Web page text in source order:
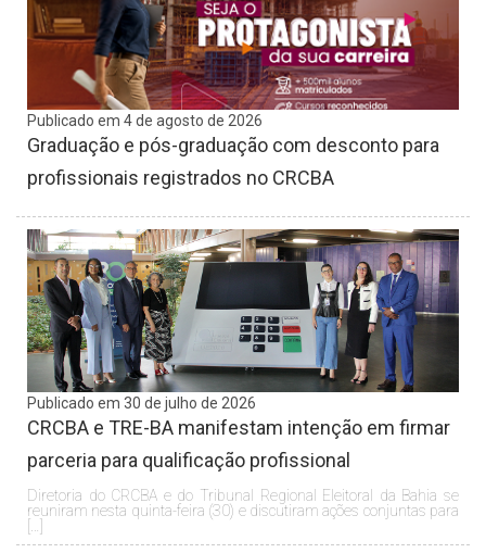
Publicado em 4 de agosto de 2026
Graduação e pós-graduação com desconto para
profissionais registrados no CRCBA
Publicado em 30 de julho de 2026
CRCBA e TRE-BA manifestam intenção em firmar
parceria para qualificação profissional
Diretoria do CRCBA e do Tribunal Regional Eleitoral da Bahia se
reuniram nesta quinta-feira (30) e discutiram ações conjuntas para